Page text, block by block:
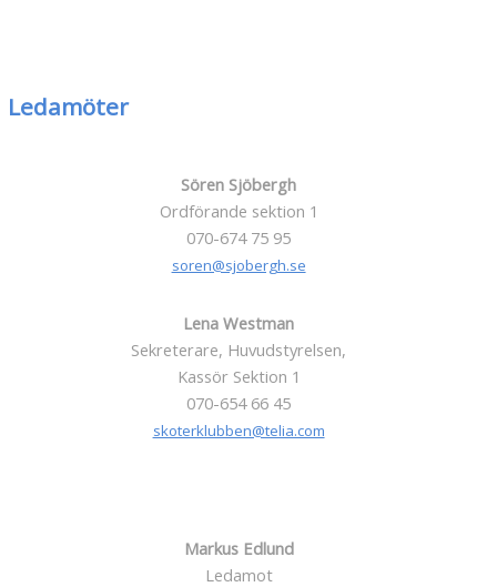
Ledamöter
Sören Sjöbergh
Ordförande sektion 1
070-674 75 95
soren@sjobergh.se
Lena Westman
Sekreterare, Huvudstyrelsen,
Kassör Sektion 1
070-654 66 45
skoterklubben@telia.com
Markus Edlund
Ledamot